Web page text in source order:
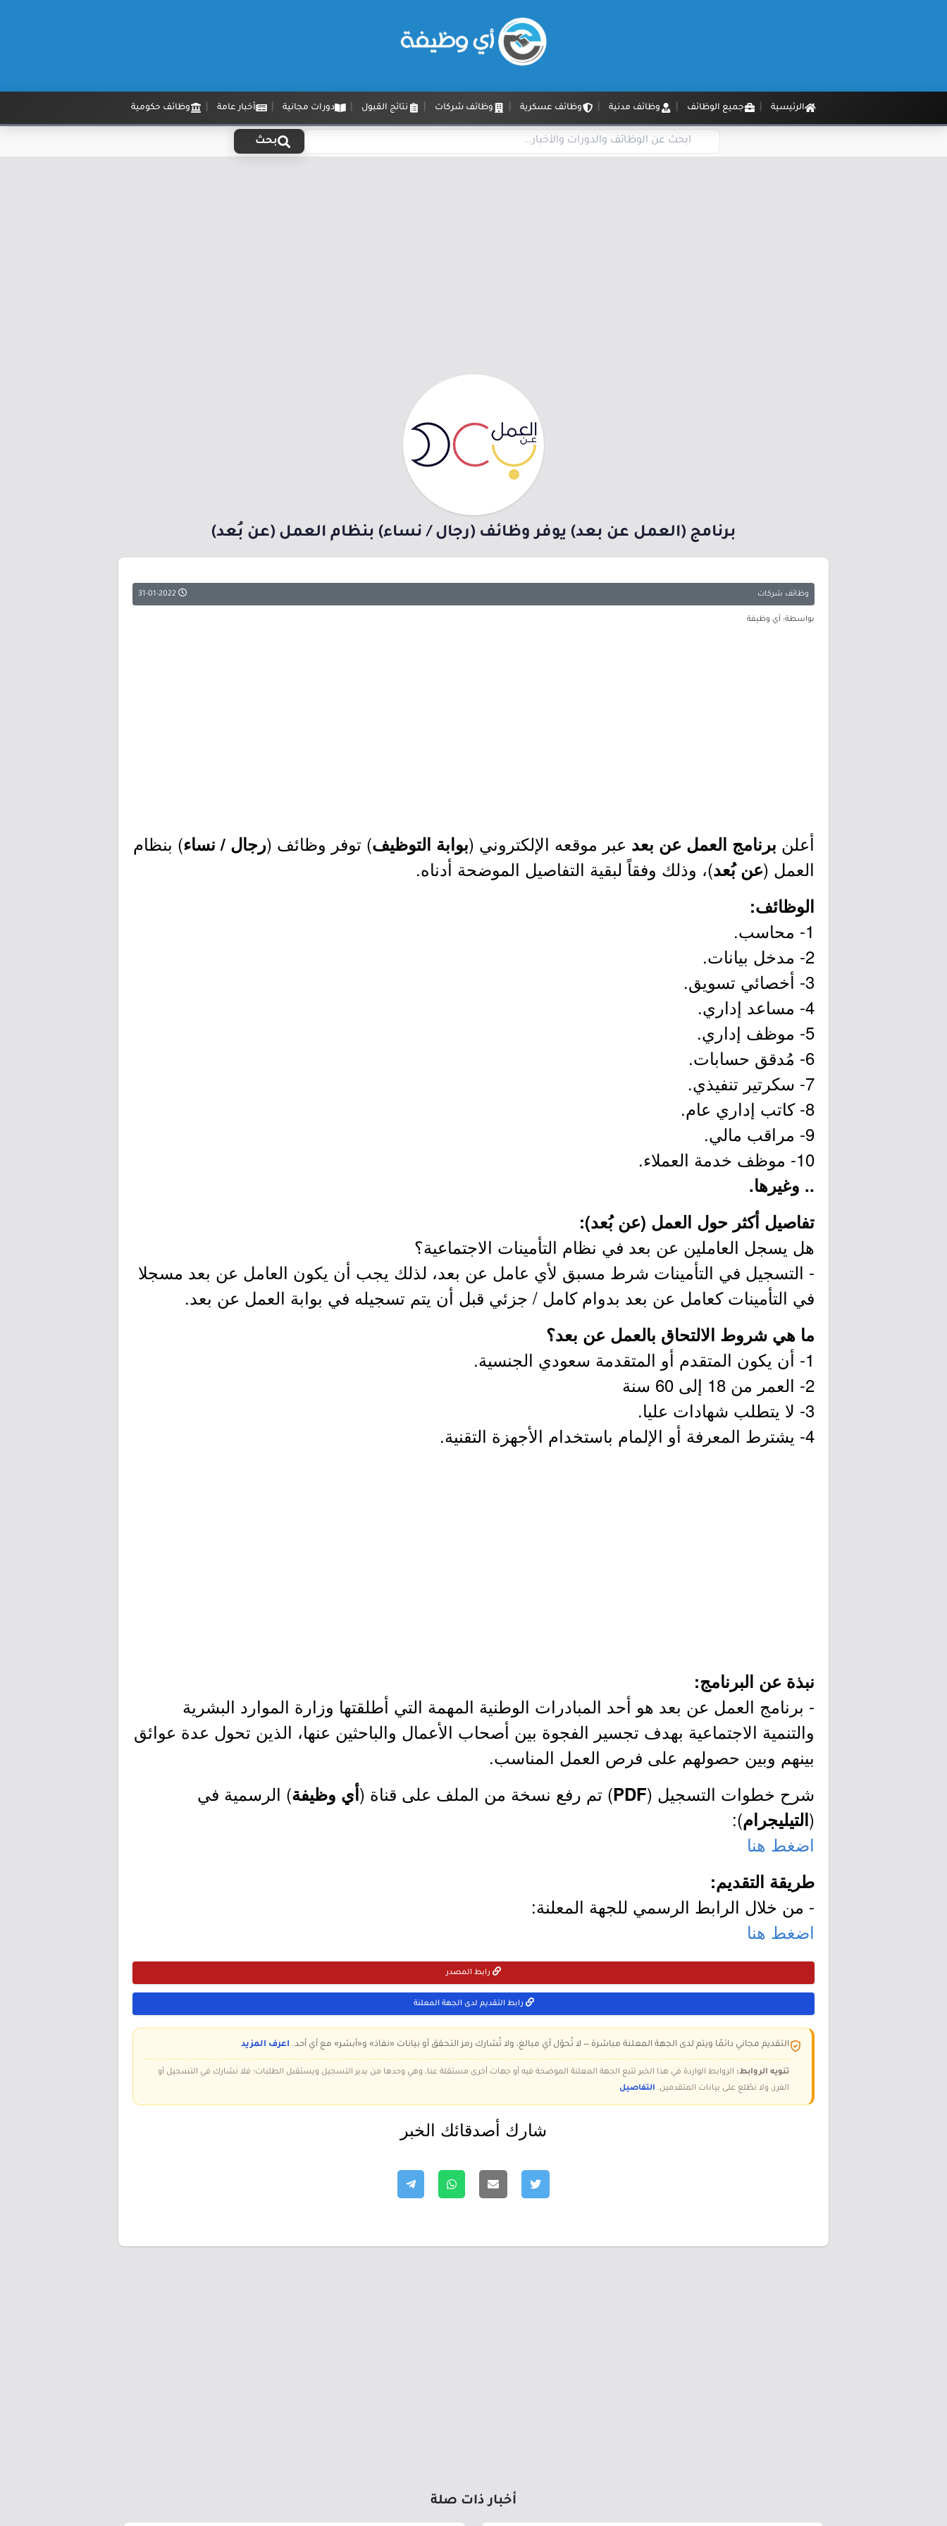
الرئيسية جميع الوظائف وظائف مدنية وظائف عسكرية وظائف شركات نتائج القبول دورات مجانية أخبار عامة وظائف حكومية
بحث
برنامج (العمل عن بعد) يوفر وظائف (رجال / نساء) بنظام العمل (عن بُعد)
وظائف شركات
بواسطة: أي وظيفة
أعلن برنامج العمل عن بعد عبر موقعه الإلكتروني (بوابة التوظيف) توفر وظائف (رجال / نساء) بنظام
العمل (عن بُعد)، وذلك وفقاً لبقية التفاصيل الموضحة أدناه.
الوظائف:
1- محاسب.
2- مدخل بيانات.
3- أخصائي تسويق.
4- مساعد إداري.
5- موظف إداري.
6- مُدقق حسابات.
7- سكرتير تنفيذي.
8- كاتب إداري عام.
9- مراقب مالي.
10- موظف خدمة العملاء.
.. وغيرها.
تفاصيل أكثر حول العمل (عن بُعد):
هل يسجل العاملين عن بعد في نظام التأمينات الاجتماعية؟
- التسجيل في التأمينات شرط مسبق لأي عامل عن بعد، لذلك يجب أن يكون العامل عن بعد مسجلا
في التأمينات كعامل عن بعد بدوام كامل / جزئي قبل أن يتم تسجيله في بوابة العمل عن بعد.
ما هي شروط الالتحاق بالعمل عن بعد؟
1- أن يكون المتقدم أو المتقدمة سعودي الجنسية.
2- العمر من 18 إلى 60 سنة
3- لا يتطلب شهادات عليا.
4- يشترط المعرفة أو الإلمام باستخدام الأجهزة التقنية.
نبذة عن البرنامج:
- برنامج العمل عن بعد هو أحد المبادرات الوطنية المهمة التي أطلقتها وزارة الموارد البشرية
والتنمية الاجتماعية بهدف تجسير الفجوة بين أصحاب الأعمال والباحثين عنها، الذين تحول عدة عوائق
بينهم وبين حصولهم على فرص العمل المناسب.
شرح خطوات التسجيل (PDF) تم رفع نسخة من الملف على قناة (أي وظيفة) الرسمية في
(التيليجرام):
اضغط هنا
طريقة التقديم:
- من خلال الرابط الرسمي للجهة المعلنة:
اضغط هنا
رابط المصدر
رابط التقديم لدى الجهة المعلنة
التقديم مجاني دائمًا ويتم لدى الجهة المعلنة مباشرة — لا تُحوّل أي مبالغ، ولا تُشارك رمز التحقق أو بيانات «نفاذ» و«أبشر» مع أي أحد. اعرف المزيد
تنويه الروابط: الروابط الواردة في هذا الخبر تتبع الجهة المعلنة الموضحة فيه أو جهات أخرى مستقلة عنا، وهي وحدها من يدير التسجيل ويستقبل الطلبات؛ فلا نشارك في التسجيل أو
الفرز، ولا نطّلع على بيانات المتقدمين. التفاصيل
شارك أصدقائك الخبر
أخبار ذات صلة